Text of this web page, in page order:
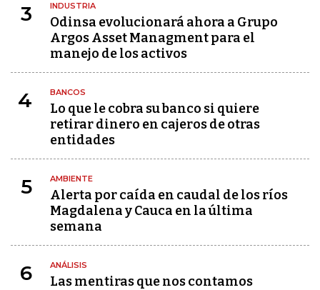
3 INDUSTRIA
Odinsa evolucionará ahora a Grupo
Argos Asset Managment para el
manejo de los activos
4 BANCOS
Lo que le cobra su banco si quiere
retirar dinero en cajeros de otras
entidades
5 AMBIENTE
Alerta por caída en caudal de los ríos
Magdalena y Cauca en la última
semana
6 ANÁLISIS
Las mentiras que nos contamos